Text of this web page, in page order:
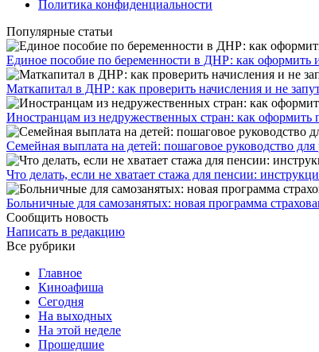
Политика конфиденциальности
Популярные статьи
Единое пособие по беременности в ДНР: как оформить и
​Маткапитал в ДНР: как проверить начисления и не
Иностранцам из недружественных стран: как оформить
Семейная выплата на детей: пошаговое руководство
Что делать, если не хватает стажа для пенсии:
Больничные для самозанятых: новая программа
Сообщить новость
Написать в редакцию
Все рубрики
Главное
Киноафиша
Сегодня
На выходных
На этой неделе
Прошедшие